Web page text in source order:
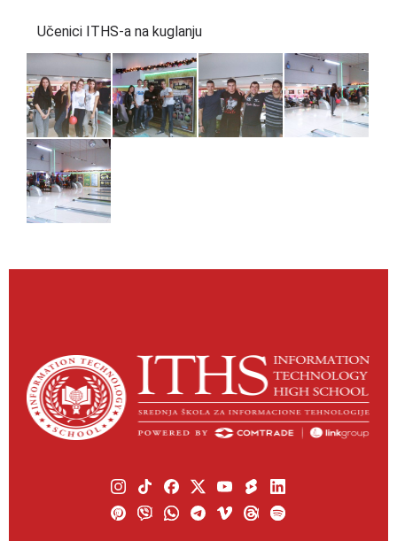
Učenici ITHS-a na kuglanju